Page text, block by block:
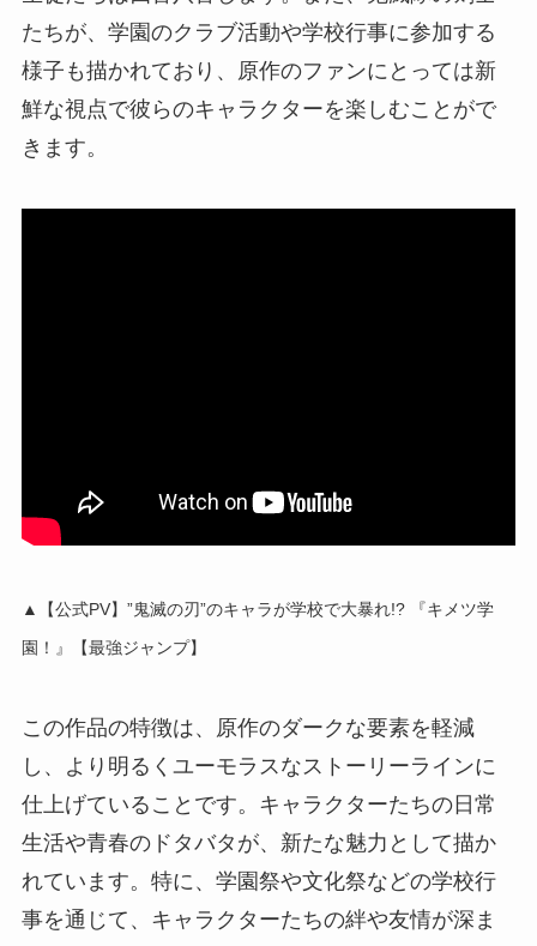
たちが、学園のクラブ活動や学校行事に参加する
様子も描かれており、原作のファンにとっては新
鮮な視点で彼らのキャラクターを楽しむことがで
きます。
▲【公式PV】”鬼滅の刃”のキャラが学校で大暴れ!? 『キメツ学
園！』【最強ジャンプ】
この作品の特徴は、原作のダークな要素を軽減
し、より明るくユーモラスなストーリーラインに
仕上げていることです。キャラクターたちの日常
生活や青春のドタバタが、新たな魅力として描か
れています。特に、学園祭や文化祭などの学校行
事を通じて、キャラクターたちの絆や友情が深ま